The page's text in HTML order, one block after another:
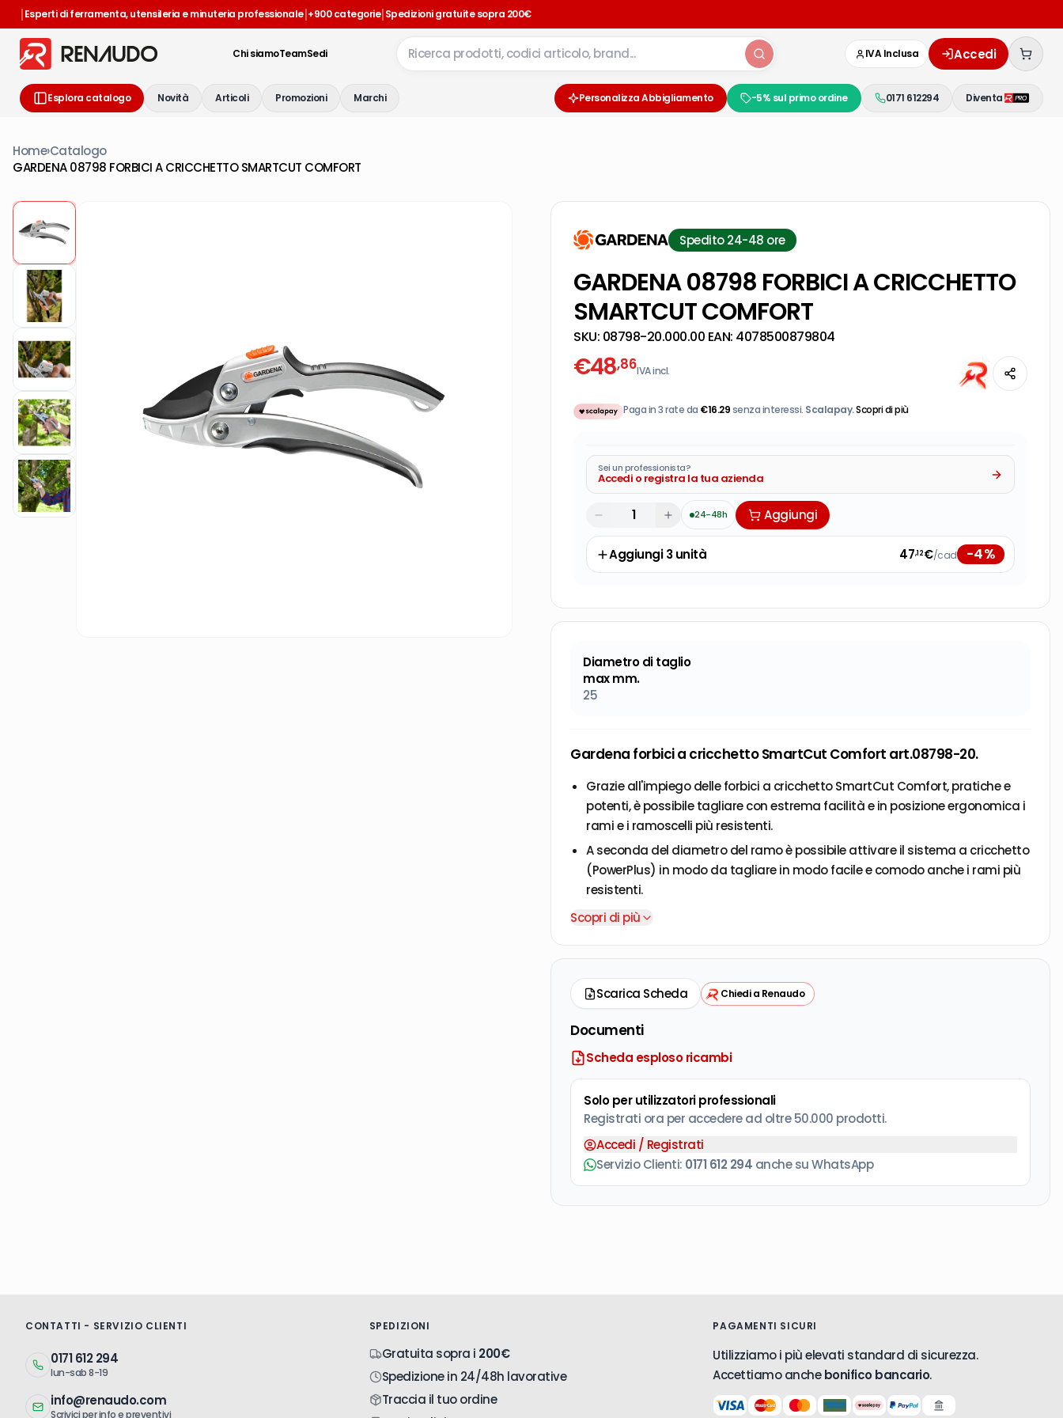
|Esperti di ferramenta, utensileria e minuteria professionale|+900 categorie|Spedizioni gratuite sopra 200€
Chi siamoTeamSedi IVA Inclusa Accedi
Esplora catalogo Novità Articoli Promozioni Marchi Personalizza Abbigliamento -5% sul primo ordine 0171 612294 Diventa
Home›Catalogo
GARDENA 08798 FORBICI A CRICCHETTO SMARTCUT COMFORT
Spedito 24-48 ore
GARDENA 08798 FORBICI A CRICCHETTO
SMARTCUT COMFORT
SKU: 08798-20.000.00 EAN: 4078500879804
€48,86IVA incl.
Paga in 3 rate da €16.29senza interessi. Scalapay.Scopri di più
Sei un professionista?
Accedi o registra la tua azienda
24-48h Aggiungi
Aggiungi3unità 47,12€/cad -4%
Diametro di taglio
max mm.
25
Gardena forbici a cricchetto SmartCut Comfort art.08798-20.
Grazie all'impiego delle forbici a cricchetto SmartCut Comfort, pratiche e
potenti, è possibile tagliare con estrema facilità e in posizione ergonomica i
rami e i ramoscelli più resistenti.
A seconda del diametro del ramo è possibile attivare il sistema a cricchetto
(PowerPlus) in modo da tagliare in modo facile e comodo anche i rami più
resistenti.
Ciò è permesso "in tre passaggi" dal sistema a cricchetto.
L'impugnatura Comfort in alluminio e in morbido materiale è
particolarmente comoda.
Grazie al blocco inseribile con una mano le forbici possono essere bloccate
facilmente e riposte in tutta sicurezza.
Le forbici a cricchetto Comfort possono tagliare rami con un diametro
massimo di 25 mm.
Scopri di più
Scarica Scheda Chiedi a Renaudo
Documenti
Scheda esploso ricambi
Solo per utilizzatori professionali
Registrati ora per accedere ad oltre 50.000 prodotti.
Accedi / Registrati
Servizio Clienti: 0171 612 294 anche su WhatsApp
CONTATTI - SERVIZIO CLIENTI
0171 612 294
lun-sab 8-19
info@renaudo.com
Scrivici per info e preventivi
SPEDIZIONI
Gratuita sopra i 200€
Spedizione in 24/48h lavorative
Traccia il tuo ordine
PAGAMENTI SICURI
Utilizziamo i più elevati standard di sicurezza.
Accettiamo anchebonifico bancario.